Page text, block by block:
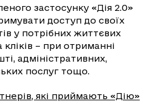
застосунку «Дія 2.0»
доступ до своїх
у потрібних життєвих
кліків – при отриманні
адміністративних,
послуг тощо.
які приймають «Дію»